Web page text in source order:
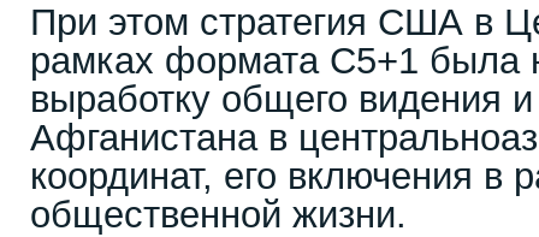
При этом стратегия США в
рамках формата С5+1 была
выработку общего видения
Афганистана в
координат, его включения в
общественной жизни.